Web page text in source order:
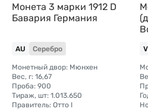
Монета 3 марки 1912 D
Бавария Германия
AU Серебро
Монетный двор: Мюнхен
Вес, г: 16,67
Проба: 900
Тираж, шт: 1.013.650
Правитель: Отто I